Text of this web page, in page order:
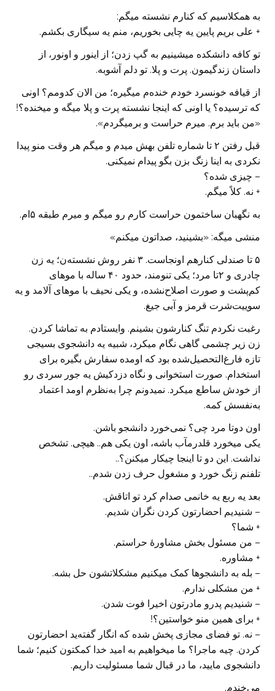
به همکلاسیم که کنارم نشسته میگم:
+ علی بریم پایین یه چایی بخوریم، منم یه سیگاری بکشم.
تو کافه دانشکده میشینیم به گپ زدن؛ از اینور و اونور، از
داستان زندگیمون. پرت و پلا. تو دلم آشوبه.
از قیافه خونسرد خودم خنده‌م میگیره؛ من الان کدومم؟ اونی
که ترسیده؟ یا اونی که اینجا نشسته پرت و پلا میگه و میخنده؟!
«من باید برم. میرم حراست و برمیگردم».
قبل رفتن ۲ تا شماره تلفن بهش میدم و میگم هر وقت منو پیدا
نکردی به اینا زنگ بزن بگو پیدام نمیکنی.
– چیزی شده؟
+ نه. کلاً میگم.
به نگهبان ساختمون حراست کارم رو میگم و میرم طبقه ۵ام.
منشی میگه: «بشینید، صداتون میکنم»
۵ تا صندلی کنارهم اونجاست. ۳ نفر روش نشسته‌ن؛ یه زن
چادری و ۲تا مرد؛ یکی تنومند، حدود ۴۰ ساله با موهای
کم‌پشت و صورت اصلاح‌نشده، و یکی نحیف با موهای آلامد و یه
سوییت‌شرت قرمز و آبی جیغ.
رغبت نکردم تنگ کنارشون بشینم. وایستادم به تماشا کردن.
زن زیر چشمی گاهی نگام میکرد، شبیه یه دانشجوی بسیجی
تازه فارغ‌التحصیل‌شده‌ بود که اومده سفارش بگیره برای
استخدام. صورت استخوانی و نگاه دزدکیش یه جور سردی رو
از خودش ساطع میکرد. نمیدونم چرا به‌نظرم اومد اعتماد
به‌نفسش کمه.
اون دوتا مرد چی؟ نمی‌خورد دانشجو باشن.
یکی میخورد قلدرمآب باشه، اون یکی هم.. هیچی. تشخص
نداشت. این دو تا اینجا چیکار میکنن؟..
تلفنم زنگ خورد و مشغول حرف زدن شدم..
بعد یه ربع یه خانمی صدام کرد تو اتاقش.
– شنیدیم احضارتون کردن نگران شدیم.
+ شما؟
– من مسئول بخش مشاورهٔ حراستم.
+ مشاوره.
– بله به دانشجوها کمک میکنیم مشکلاتشون حل بشه.
+ من مشکلی ندارم.
– شنیدیم پدرو مادرتون اخیرا فوت شد‌ن.
+ برای همین منو خواستین؟!
– نه. تو فضای مجازی پخش شده که انگار گفته‌ید احضارتون
کردن. چیه ماجرا؟ ما میخواهیم به امید خدا کمکتون کنیم؛ شما
دانشجوی مایید، ما در قبال شما مسئولیت داریم.
می‌خندم.